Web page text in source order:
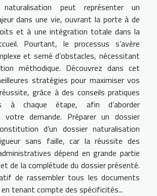
peut représenter un
dans une vie, ouvrant la porte à de
et à une intégration totale dans la
Pourtant, le processus s’avère
et semé d’obstacles, nécessitant
méthodique. Découvrez dans cet
stratégies pour maximiser vos
grâce à des conseils pratiques
à chaque étape, afin d’aborder
votre demande. Préparer un dossier
d’un dossier naturalisation
sans faille, car la réussite des
dépend en grande partie
de la complétude du dossier présenté.
de rassembler tous les documents
tenant compte des spécificités...